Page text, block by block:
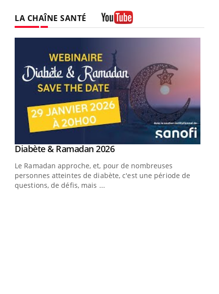
LA CHAÎNE SANTÉ
Youtube
Diabète & Ramadan 2026Youtube
Le Ramadan approche, et, pour de nombreuses
personnes atteintes de diabète, c'est une période de
questions, de défis, mais ...
Youtube
Un « jumeau numérique » pour faciliter l’accès
Un établissement lié à un groupe mutualiste innove en
matière de bilan de santé : l'utilisation d'un « jumeau